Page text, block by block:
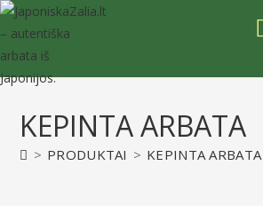
KEPINTA ARBATA
> PRODUKTAI > KEPINTA ARBATA